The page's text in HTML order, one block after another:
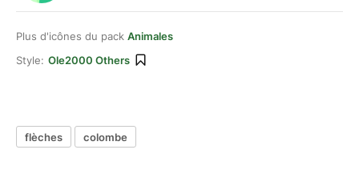
Plus d'icônes du pack Animales
Style: Ole2000 Others
flèches colombe